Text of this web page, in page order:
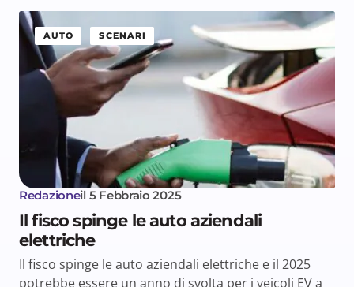
AUTO SCENARI
Redazioneil 5 Febbraio 2025
Il fisco spinge le auto aziendali
elettriche
Il fisco spinge le auto aziendali elettriche e il 2025
potrebbe essere un anno di svolta per i veicoli EV a